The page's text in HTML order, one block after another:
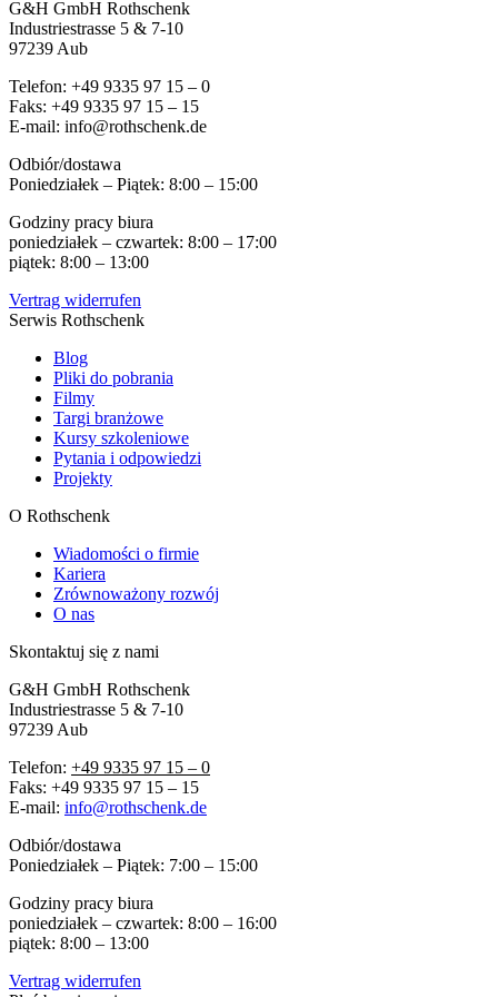
G&H GmbH Rothschenk
Industriestrasse 5 & 7-10
97239 Aub
Telefon: +49 9335 97 15 – 0
Faks: +49 9335 97 15 – 15
E-mail: info@rothschenk.de
Odbiór/dostawa
Poniedziałek – Piątek: 8:00 – 15:00
Godziny pracy biura
poniedziałek – czwartek: 8:00 – 17:00
piątek: 8:00 – 13:00
Vertrag widerrufen
Serwis Rothschenk
Blog
Pliki do pobrania
Filmy
Targi branżowe
Kursy szkoleniowe
Pytania i odpowiedzi
Projekty
O Rothschenk
Wiadomości o firmie
Kariera
Zrównoważony rozwój
O nas
Skontaktuj się z nami
G&H GmbH Rothschenk
Industriestrasse 5 & 7-10
97239 Aub
Telefon: +49 9335 97 15 – 0
Faks: +49 9335 97 15 – 15
E-mail: info@rothschenk.de
Odbiór/dostawa
Poniedziałek – Piątek: 7:00 – 15:00
Godziny pracy biura
poniedziałek – czwartek: 8:00 – 16:00
piątek: 8:00 – 13:00
Vertrag widerrufen